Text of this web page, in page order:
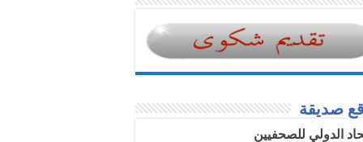
صديقة
الدولي للصحفيين